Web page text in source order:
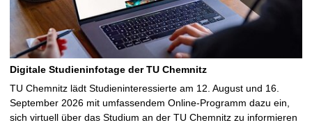
Digitale Studieninfotage der TU Chemnitz
TU Chemnitz lädt Studieninteressierte am 12. August und 16.
September 2026 mit umfassendem Online-Programm dazu ein,
sich virtuell über das Studium an der TU Chemnitz zu informieren